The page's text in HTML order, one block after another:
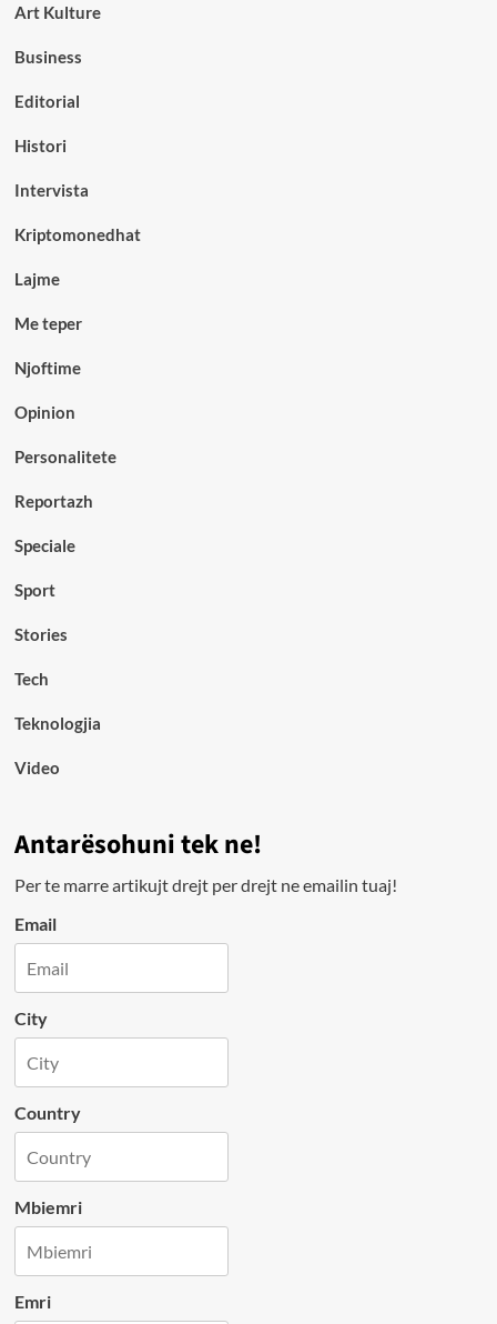
Art Kulture
Business
Editorial
Histori
Intervista
Kriptomonedhat
Lajme
Me teper
Njoftime
Opinion
Personalitete
Reportazh
Speciale
Sport
Stories
Tech
Teknologjia
Video
Antarësohuni tek ne!
Per te marre artikujt drejt per drejt ne emailin tuaj!
Email
City
Country
Mbiemri
Emri